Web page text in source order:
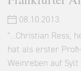
08.10.2013
"...Christian Ress,
hat als erster
Weinreben auf